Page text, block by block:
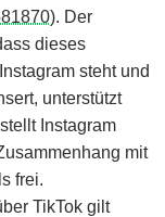
). Der
dieses
steht und
unterstützt
Instagram
mit
frei.
TikTok gilt